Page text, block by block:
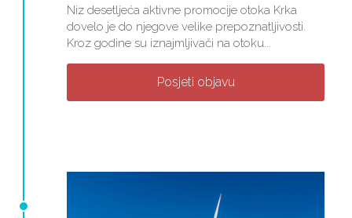
Niz desetljeća aktivne promocije otoka Krka
dovelo je do njegove velike prepoznatljivosti.
Kroz godine su iznajmljivači na otoku...
Posjeti objavu